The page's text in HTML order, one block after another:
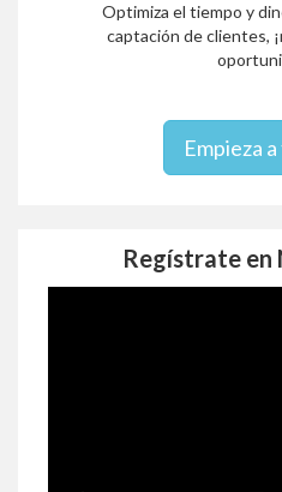
Optimiza el tiempo y
captación de clientes,
Empieza
Regístrate en